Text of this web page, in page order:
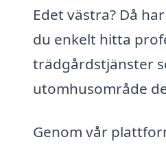
Edet västra? Då
du enkelt hitta
trädgårdstjänster
utomhusområde
Genom vår